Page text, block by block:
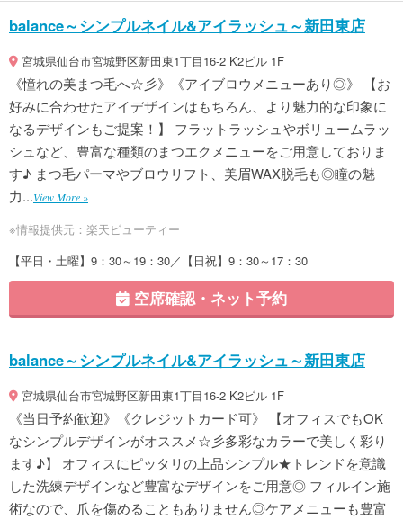
balance～シンプルネイル&アイラッシュ～新田東店
宮城県仙台市宮城野区新田東1丁目16-2 K2ビル 1F
《憧れの美まつ毛へ☆彡》《アイブロウメニューあり◎》 【お
好みに合わせたアイデザインはもちろん、より魅力的な印象に
なるデザインもご提案！】 フラットラッシュやボリュームラッ
シュなど、豊富な種類のまつエクメニューをご用意しておりま
す♪ まつ毛パーマやブロウリフト、美眉WAX脱毛も◎瞳の魅
力...View More »
※情報提供元：楽天ビューティー
【平日・土曜】9：30～19：30／【日祝】9：30～17：30
空席確認・ネット予約
balance～シンプルネイル&アイラッシュ～新田東店
宮城県仙台市宮城野区新田東1丁目16-2 K2ビル 1F
《当日予約歓迎》《クレジットカード可》 【オフィスでもOK
なシンプルデザインがオススメ☆彡多彩なカラーで美しく彩り
ます♪】 オフィスにピッタリの上品シンプル★トレンドを意識
した洗練デザインなど豊富なデザインをご用意◎ フィルイン施
術なので、爪を傷めることもありません◎ケアメニューも豊富